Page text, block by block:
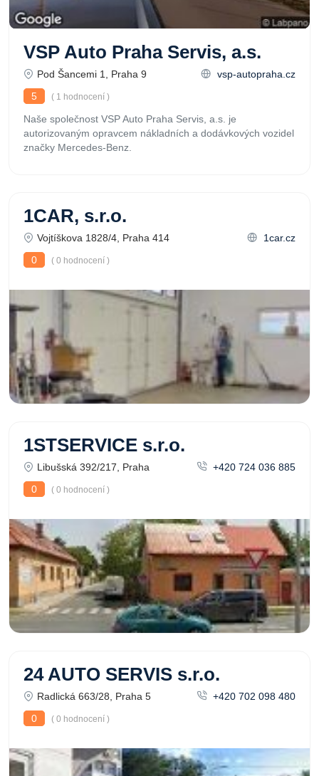
VSP Auto Praha Servis, a.s.
Pod Šancemi 1, Praha 9
vsp-autopraha.cz
5
( 1 hodnocení )
Naše společnost VSP Auto Praha Servis, a.s. je
autorizovaným opravcem nákladních a dodávkových vozidel
značky Mercedes-Benz.
1CAR, s.r.o.
Vojtíškova 1828/4, Praha 414
1car.cz
0
( 0 hodnocení )
1STSERVICE s.r.o.
Libušská 392/217, Praha
+420 724 036 885
0
( 0 hodnocení )
24 AUTO SERVIS s.r.o.
Radlická 663/28, Praha 5
+420 702 098 480
0
( 0 hodnocení )